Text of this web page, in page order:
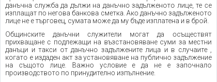
данъчна служба да дължи на данъчно задълженото лице, те се
изплащат по негова банкова сметка. Ако данъчно задълженото
лице не е търговец, сумата може да му бъде изплатена и в брой.
Общинските данъчни служители могат да осъществят
прихващане с подлежащи на възстановяване суми за местни
данъци и такси от данъчно задължените лица и в случаите ,
когато е издаден акт за установяване на публично задължение
на същото лице. Важно условие е да не е започнало
производството по принудително изпълнение.